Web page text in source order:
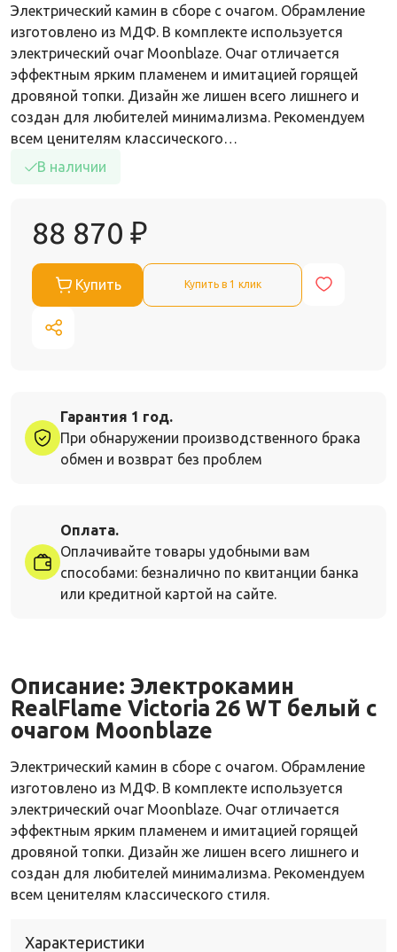
Электрический камин в сборе с очагом. Обрамление
изготовлено из МДФ. В комплекте используется
электрический очаг Moonblaze. Очаг отличается
эффектным ярким пламенем и имитацией горящей
дровяной топки. Дизайн же лишен всего лишнего и
создан для любителей минимализма. Рекомендуем
всем ценителям классического…
В наличии
88 870 ₽
Купить Купить в 1 клик
Гарантия 1 год.
При обнаружении производственного брака
обмен и возврат без проблем
Оплата.
Оплачивайте товары удобными вам
способами: безналично по квитанции банка
или кредитной картой на сайте.
Описание: Электрокамин
RealFlame Victoria 26 WT белый с
очагом Moonblaze
Электрический камин в сборе с очагом. Обрамление
изготовлено из МДФ. В комплекте используется
электрический очаг Moonblaze. Очаг отличается
эффектным ярким пламенем и имитацией горящей
дровяной топки. Дизайн же лишен всего лишнего и
создан для любителей минимализма. Рекомендуем
всем ценителям классического стиля.
Характеристики